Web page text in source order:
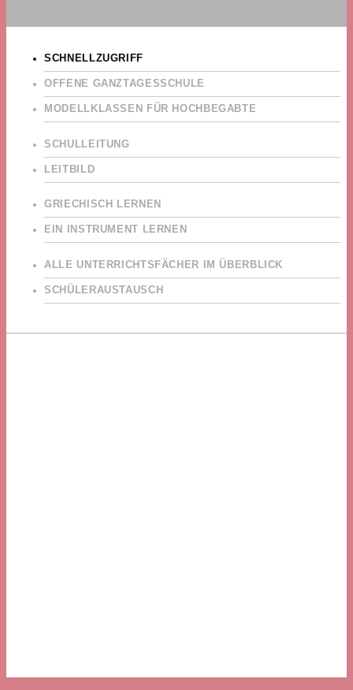
SCHNELLZUGRIFF
OFFENE GANZTAGESSCHULE
MODELLKLASSEN FÜR HOCHBEGABTE
SCHULLEITUNG
LEITBILD
GRIECHISCH LERNEN
EIN INSTRUMENT LERNEN
ALLE UNTERRICHTSFÄCHER IM ÜBERBLICK
SCHÜLERAUSTAUSCH